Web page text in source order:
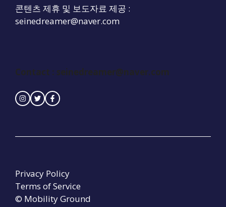
콘텐츠 제휴 및 보도자료 제공 :
seinedreamer@naver.com
Contact : seinedreamer@naver.com
© Mobility Ground
Privacy Policy
Terms of Service